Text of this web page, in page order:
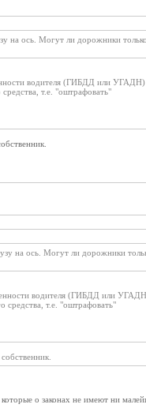
на ось. Могут ли дорожники
водителя (ГИБДД или
т.е. "оштрафовать"
на ось. Могут ли дорожники
водителя (ГИБДД или
средства, т.е. "оштрафовать"
о законах не имеют ни